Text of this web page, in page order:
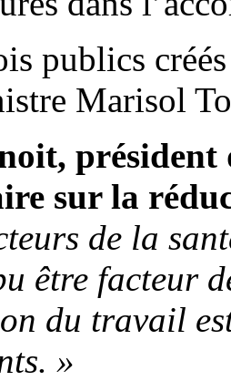
publics
Marisol
président
sur la
de la
être facteur
du travail
»